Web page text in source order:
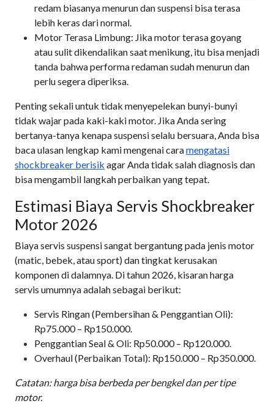
redam biasanya menurun dan suspensi bisa terasa
lebih keras dari normal.
Motor Terasa Limbung: Jika motor terasa goyang
atau sulit dikendalikan saat menikung, itu bisa menjadi
tanda bahwa performa redaman sudah menurun dan
perlu segera diperiksa.
Penting sekali untuk tidak menyepelekan bunyi-bunyi
tidak wajar pada kaki-kaki motor. Jika Anda sering
bertanya-tanya kenapa suspensi selalu bersuara, Anda bisa
baca ulasan lengkap kami mengenai caramengatasi
shockbreaker berisik agar Anda tidak salah diagnosis dan
bisa mengambil langkah perbaikan yang tepat.
Estimasi Biaya Servis Shockbreaker
Motor 2026
Biaya servis suspensi sangat bergantung pada jenis motor
(matic, bebek, atau sport) dan tingkat kerusakan
komponen di dalamnya. Di tahun 2026, kisaran harga
servis umumnya adalah sebagai berikut:
Servis Ringan (Pembersihan & Penggantian Oli):
Rp75.000 – Rp150.000.
Penggantian Seal & Oli: Rp50.000 – Rp120.000.
Overhaul (Perbaikan Total): Rp150.000 – Rp350.000.
Catatan: harga bisa berbeda per bengkel dan per tipe
motor.